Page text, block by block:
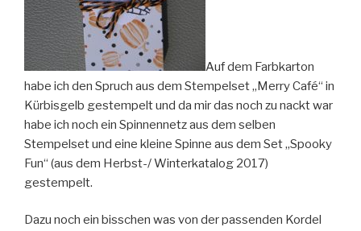
Auf dem Farbkarton
habe ich den Spruch aus dem Stempelset „Merry Café“ in
Kürbisgelb gestempelt und da mir das noch zu nackt war
habe ich noch ein Spinnennetz aus dem selben
Stempelset und eine kleine Spinne aus dem Set „Spooky
Fun“ (aus dem Herbst-/ Winterkatalog 2017)
gestempelt.
Dazu noch ein bisschen was von der passenden Kordel